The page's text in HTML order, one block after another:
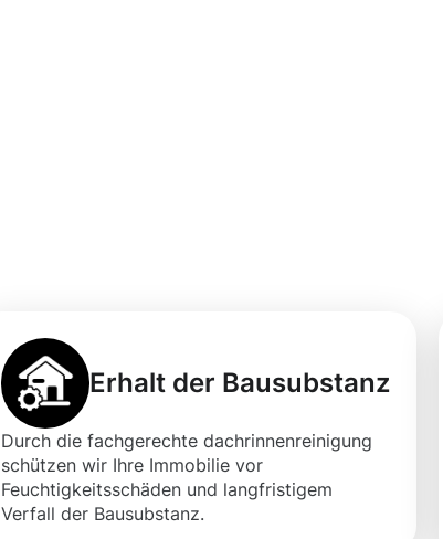
Erhalt der Bausubstanz
Durch die fachgerechte dachrinnenreinigung
schützen wir Ihre Immobilie vor
Feuchtigkeitsschäden und langfristigem
Verfall der Bausubstanz.